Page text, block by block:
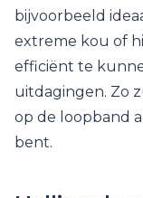
bijvoorbeeld
extreme kou of
efficiënt te
uitdagingen. Zo
op de loopband
bent.